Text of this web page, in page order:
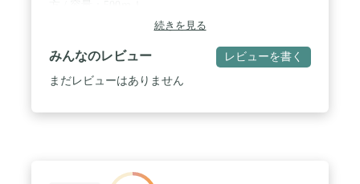
続きを見る
みんなのレビュー レビューを書く
まだレビューはありません